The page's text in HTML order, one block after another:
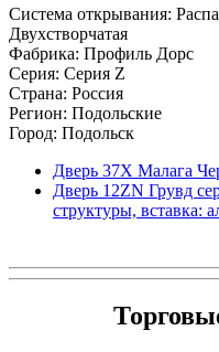
Система открывания:
Двухстворчатая
Фабрика: Профиль Дорс
Серия: Серия Z
Страна: Россия
Регион: Подольские
Город: Подольск
Дверь 37X Малага
Дверь 12ZN Грувд
структуры, вставка: